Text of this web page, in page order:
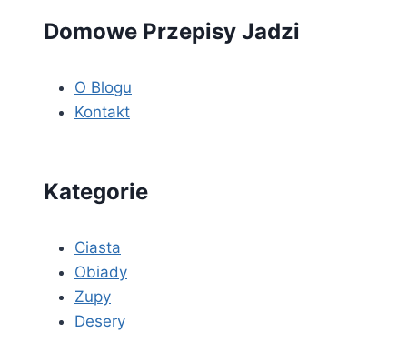
Domowe Przepisy Jadzi
O Blogu
Kontakt
Kategorie
Ciasta
Obiady
Zupy
Desery